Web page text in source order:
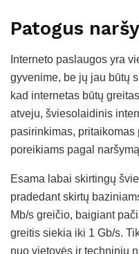
Patogus
Interneto paslaugos yra
gyvenime, be jų jau būtų
kad internetas būtų
atveju, šviesolaidinis
pasirinkimas,
poreikiams pagal
Esama labai skirtingų
pradedant skirtų
Mb/s greičio, baigiant
greitis siekia iki 1 Gb/s.
nuo vietovės ir techninių